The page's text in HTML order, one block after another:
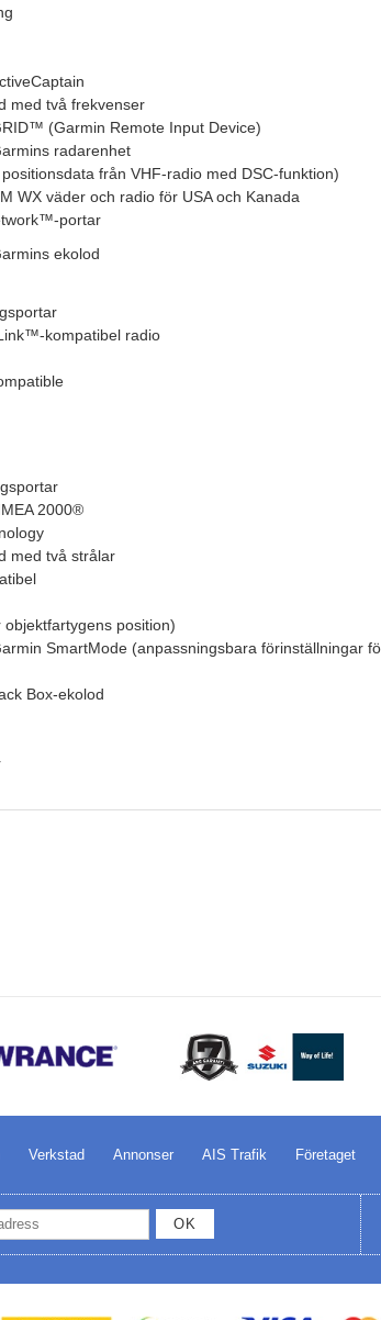
med två frekvenser
™ (Garmin Remote Input Device)
radarenhet
från VHF-radio med DSC-funktion)
WX väder och radio för USA och Kanada
portar
ekolod
kompatibel radio
2000®
med två strålar
objektfartygens position)
SmartMode (anpassningsbara förinställningar
Box-ekolod
Verkstad Annonser AIS Trafik Företaget
OK